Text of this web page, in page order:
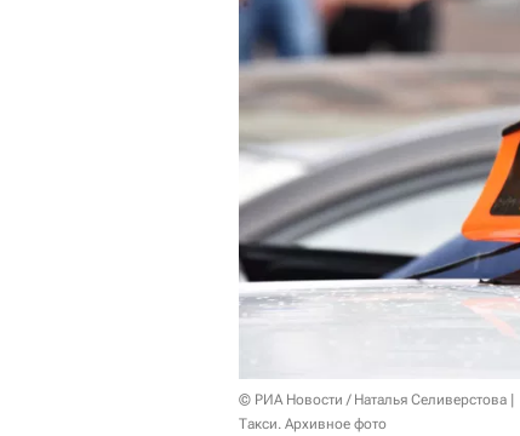
© РИА Новости / Наталья Селиверстова
Такси. Архивное фото